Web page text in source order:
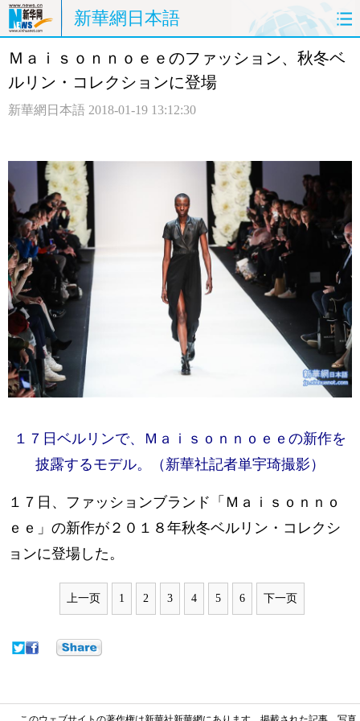
新華網日本語
ホームページ 政治 経済
中日対訳
Ｍａｉｓｏｎｎｏｅｅのファッション、秋冬ベ
ルリン・コレクションに登場
新華網日本語 2018-01-19 13:12:30
１７日ベルリンで、Ｍａｉｓｏｎｎｏｅｅの新作を
披露するモデル。（新華社記者単宇琦撮影）
１７日、ファッションブランド「Ｍａｉｓｏｎｎｏ
ｅｅ」の新作が２０１８年秋冬ベルリン・コレクシ
ョンに登場した。
上一页 1 2 3 4 5 6 下一页